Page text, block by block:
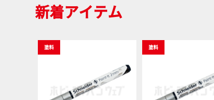
新着アイテム
塗料 塗料